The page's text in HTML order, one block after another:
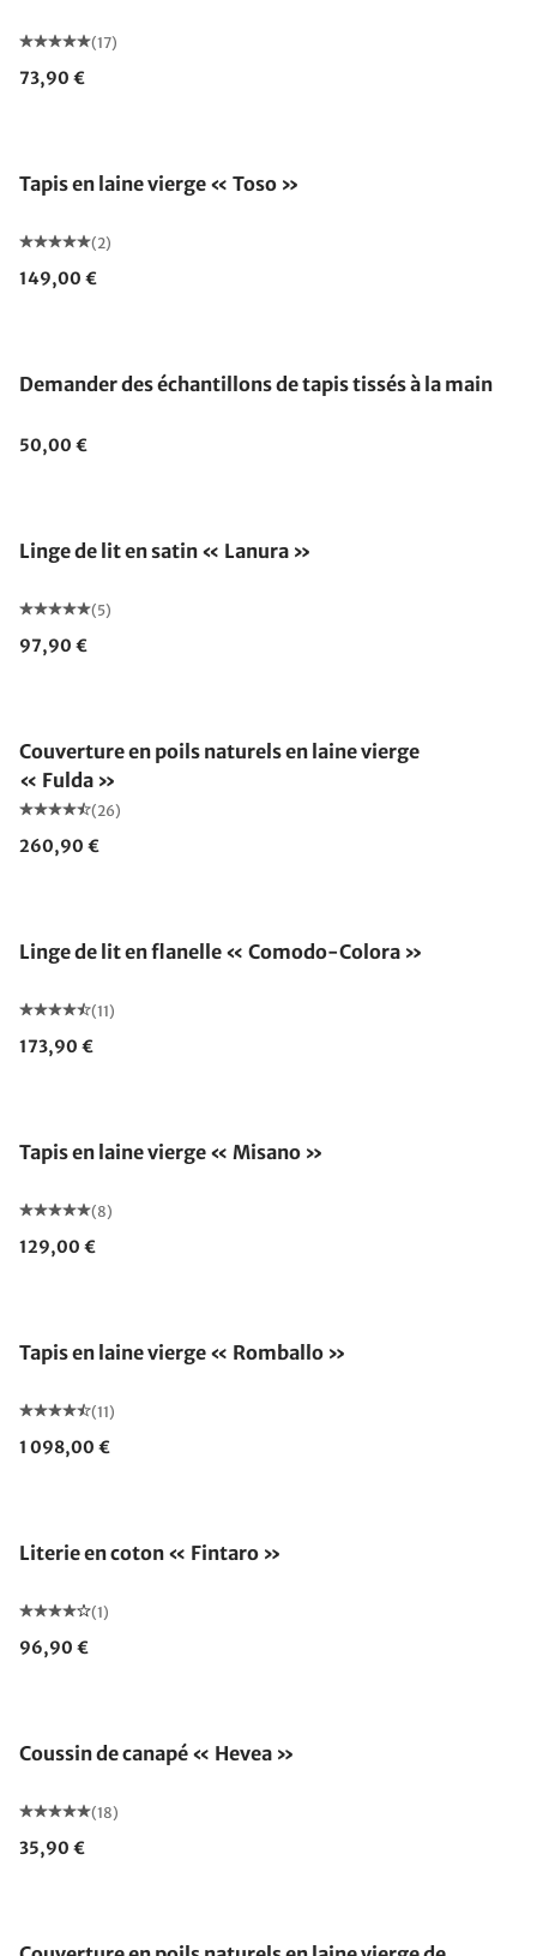
(17)
73,90 €
Tapis en laine vierge « Toso »
(2)
149,00 €
Demander des échantillons de tapis tissés à la main
50,00 €
Linge de lit en satin « Lanura »
(5)
97,90 €
Couverture en poils naturels en laine vierge
« Fulda »
(26)
260,90 €
Linge de lit en flanelle « Comodo-Colora »
(11)
173,90 €
Tapis en laine vierge « Misano »
(8)
129,00 €
Tapis en laine vierge « Romballo »
(11)
1 098,00 €
Literie en coton « Fintaro »
(1)
96,90 €
Coussin de canapé « Hevea »
(18)
35,90 €